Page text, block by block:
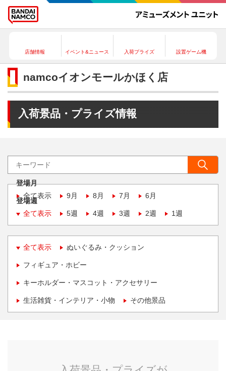
店舗情報 イベント&ニュース 入荷プライズ 設置ゲーム機
namcoイオンモールかほく店
入荷景品・プライズ情報
登場月
全て表示
9月 8月 7月 6月
登場週
全て表示
5週 4週 3週 2週 1週
全て表示 ぬいぐるみ・クッション
フィギュア・ホビー
キーホルダー・マスコット・アクセサリー
生活雑貨・インテリア・小物 その他景品